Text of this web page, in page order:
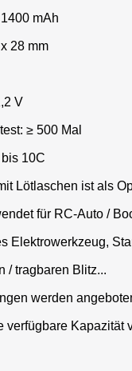
mAh
28 mm
V
≥ 500 Mal
10C
Lötlaschen ist als
für RC-Auto /
Elektrowerkzeug,
/ tragbaren Blitz...
werden
verfügbare Kapazität